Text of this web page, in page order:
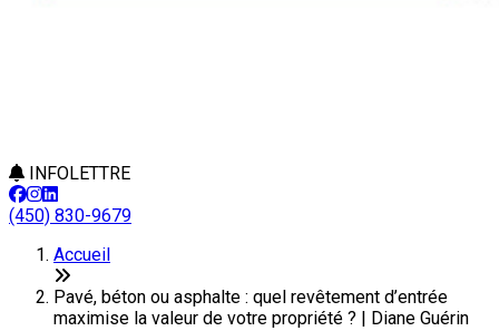
INFOLETTRE
(450) 830-9679
Accueil
Pavé, béton ou asphalte : quel revêtement d’entrée
maximise la valeur de votre propriété ? | Diane Guérin